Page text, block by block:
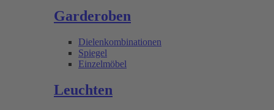
Garderoben
Dielenkombinationen
Spiegel
Einzelmöbel
Leuchten